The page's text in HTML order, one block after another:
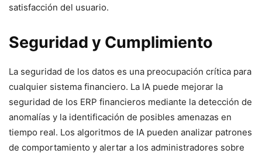
satisfacción del usuario.
Seguridad y Cumplimiento
La seguridad de los datos es una preocupación crítica para
cualquier sistema financiero. La IA puede mejorar la
seguridad de los ERP financieros mediante la detección de
anomalías y la identificación de posibles amenazas en
tiempo real. Los algoritmos de IA pueden analizar patrones
de comportamiento y alertar a los administradores sobre